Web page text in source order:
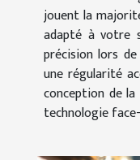
jouent la
adapté à votre
précision lors
une régularité
conception de
technologie